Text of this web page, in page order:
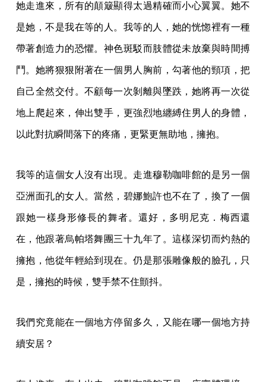
她走進來，所有的顛簸顯得太過精確而小心翼翼。她不
是她，不是我在等的人。我等的人，她的恍惚裡有一種
帶著創造力的恐懼。神色斑駁而肢體從未放棄與時間搏
鬥。她將狠狠附著在一個男人胸前，勾著他的頸項，把
自己全然交付。不顧每一次剝離與墜跌，她將再一次從
地上爬起來，伸出雙手，更強烈地纏縛住男人的身體，
以此對抗瞬間落下的疼痛，更緊更無助地，擁抱。
我等的這個女人沒有出現。走進穆勒咖啡館的是另一個
亞洲面孔的女人。當然，碧娜鮑許也不在了，換了一個
跟她一樣身形修長的舞者。還好，多明尼克．梅西還
在，他跟著烏帕塔舞團三十九年了。這樣深切而灼熱的
擁抱，他從年輕給到現在。仍是那張雕像般的臉孔，只
是，擁抱的時候，雙手禁不住顫抖。
我們究竟能在一個地方停留多久，又能在哪一個地方持
續安居？